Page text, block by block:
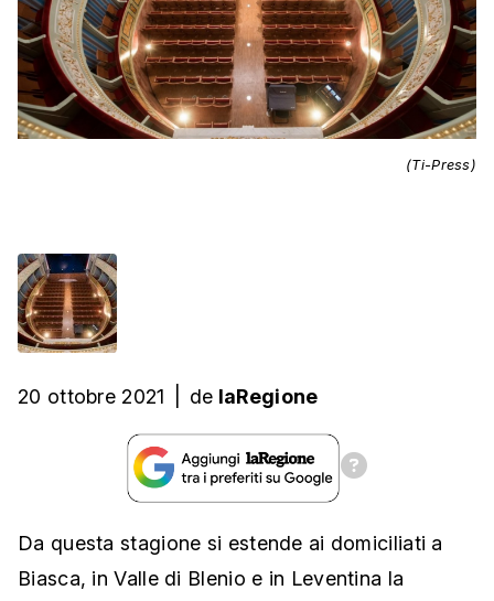
(Ti-Press)
20 ottobre 2021 de laRegione
Da questa stagione si estende ai domiciliati a
Biasca, in Valle di Blenio e in Leventina la